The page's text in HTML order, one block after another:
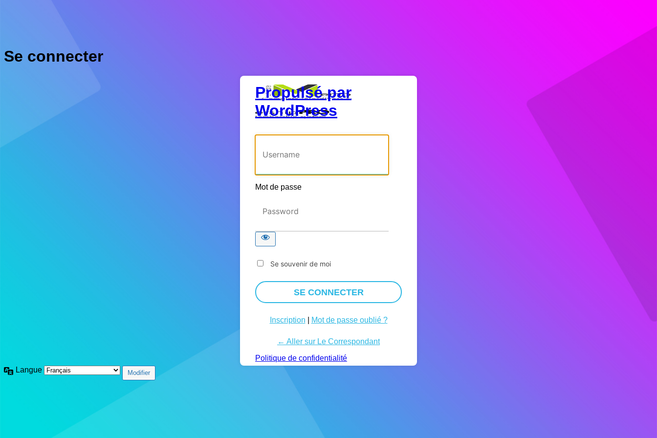
Se connecter
Propulsé par
WordPress
Mot de passe
Se souvenir de moi
Inscription Mot de passe oublié ?
← Aller sur Le Correspondant
Politique de confidentialité
Langue